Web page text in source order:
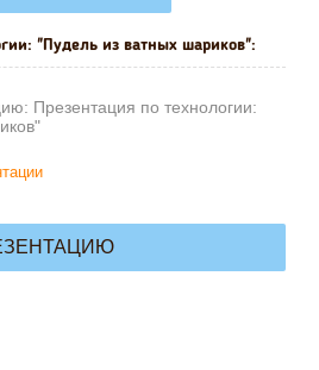
"Пудель из ватных шариков":
Презентация по технологии: